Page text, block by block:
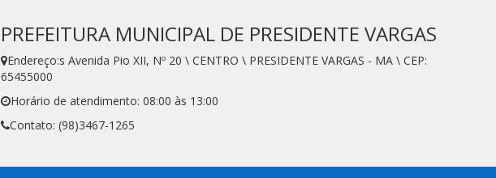
PREFEITURA MUNICIPAL DE PRESIDENTE VARGAS
Endereço:s Avenida Pio XII, Nº 20 \ CENTRO \ PRESIDENTE VARGAS - MA \ CEP:
65455000
Horário de atendimento: 08:00 às 13:00
Contato: (98)3467-1265